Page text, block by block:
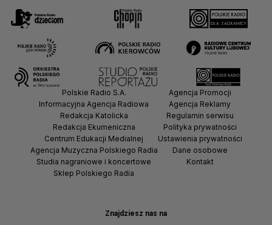
Znajdziesz nas na
Polskie Radio S.A.
Informacyjna Agencja Radiowa
Redakcja Katolicka
Redakcja Ekumeniczna
Centrum Edukacji Medialnej
Agencja Muzyczna Polskiego Radia
Studia nagraniowe i koncertowe
Sklep Polskiego Radia
Agencja Promocji
Agencja Reklamy
Regulamin serwisu
Polityka prywatności
Ustawienia prywatności
Dane osobowe
Kontakt